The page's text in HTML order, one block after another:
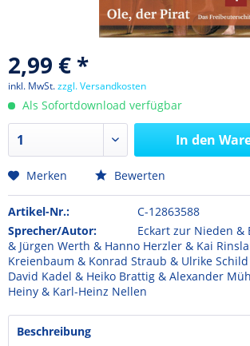
2,99 € *
inkl. MwSt.zzgl. Versandkosten
Als Sofortdownload verfügbar
In den
Merken Bewerten
Artikel-Nr.:
C-12863588
Sprecher/Autor:
Eckart zur Nieden &
& Jürgen Werth & Hanno Herzler & Kai
Kreienbaum & Konrad Straub & Ulrike
David Kadel & Heiko Brattig & Alexander
Heiny & Karl-Heinz Nellen
Beschreibung